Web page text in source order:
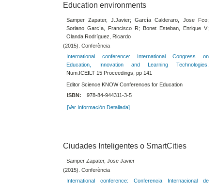
Education environments
Samper Zapater, J.Javier; García Calderaro, Jose Fco;
Soriano García, Francisco R; Bonet Esteban, Enrique V;
Olanda Rodríguez, Ricardo
(2015). Conferència
International conference: International Congress on
Education, Innovation and Learning Technologies.
Num.ICEILT 15 Proceedings, pp 141
Editor Science KNOW Conferences for Education
ISBN:
978-84-944311-3-5
[Ver Información Detallada]
Ciudades Inteligentes o SmartCities
Samper Zapater, Jose Javier
(2015). Conferència
International conference: Conferencia Internacional de